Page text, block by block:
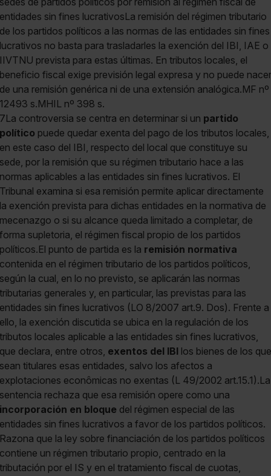
entidades sin fines lucrativosLa remisión del régimen tributario
de los partidos políticos a las normas de las entidades sin fines
lucrativos no basta para trasladarles la exención del IBI, IAE o
IIVTNU prevista para estas últimas. En tributos locales, el
beneficio fiscal exige previsión legal expresa y no puede nacer
de una remisión genérica ni de una extensión analógica.MF nº
12493 s.MHIL nº 398 s.
7La controversia se centra en determinar si un partido
político puede quedar exenta del pago de los tributos locales,
en este caso del IBI, respecto del local que constituye su
sede, por la remisión que su régimen tributario hace a las
normas aplicables a las entidades sin fines lucrativos. El
Tribunal examina si esa remisión permite aplicar directamente
la exención prevista para dichas entidades en la normativa de
mecenazgo o si su alcance queda limitado a completar, de
forma supletoria, el régimen fiscal propio de los partidos
políticos.El punto de partida es la remisión normativa
contenida en el régimen tributario de los partidos políticos,
según la cual, en lo no previsto, se aplicarán las normas
tributarias generales y, en particular, las previstas para las
entidades sin fines lucrativos (LO 8/2007 art.9. Dos). Frente a
ello, la exención discutida se ubica en la regulación de los
tributos locales aplicable a las entidades sin fines lucrativos,
que declara, entre otros, exentos del IBI los bienes de los que
sean titulares esas entidades, salvo los afectos a
explotaciones econômicas no exentas (L 49/2002 art.15.1).La
sentencia rechaza que esa remisión opere como una
incorporación en bloque del régimen especial de las
entidades sin fines lucrativos a favor de los partidos políticos.
Razona que la ley sobre financiación de los partidos políticos
contiene un régimen tributario propio, centrado en la
tributación por el IS y en el tratamiento fiscal de cuotas,